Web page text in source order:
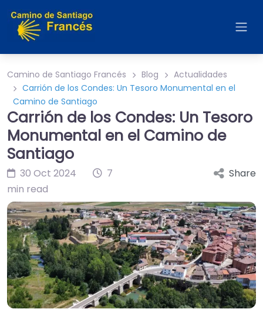
Camino de Santiago Francés Blog
Actualidades
Carrión de los Condes: Un Tesoro Monumental en el
Camino de Santiago
Carrión de los Condes: Un Tesoro
Monumental en el Camino de
Santiago
30 Oct 2024
7
min read
Share